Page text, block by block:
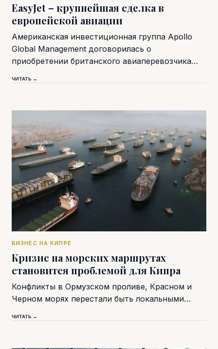
EasyJet – крупнейшая сделка в
европейской авиации
Американская инвестиционная группа Apollo
Global Management договорилась о
приобретении британского авиаперевозчика…
ЧИТАТЬ →
БИЗНЕС НА КИПРЕ
Кризис на морских маршрутах
становится проблемой для Кипра
Конфликты в Ормузском проливе, Красном и
Черном морях перестали быть локальными…
ЧИТАТЬ →